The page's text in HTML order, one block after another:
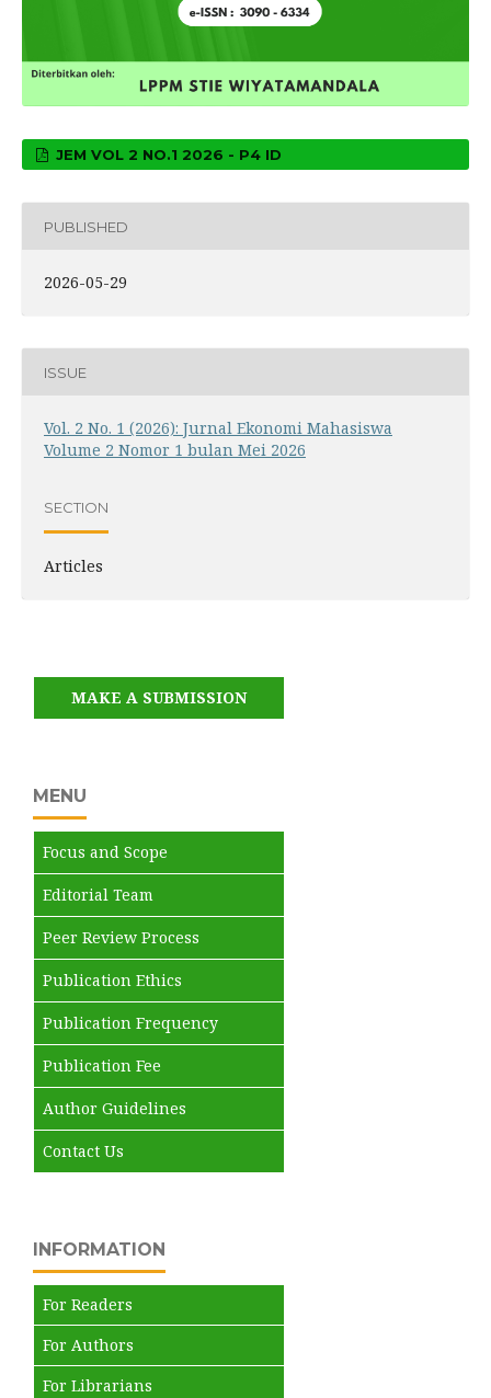
JEM VOL 2 NO.1 2026 - P4 ID
PUBLISHED
2026-05-29
ISSUE
Vol. 2 No. 1 (2026): Jurnal Ekonomi Mahasiswa
Volume 2 Nomor 1 bulan Mei 2026
SECTION
Articles
MAKE A SUBMISSION
MENU
Focus and Scope
Editorial Team
Peer Review Process
Publication Ethics
Publication Frequency
Publication Fee
Author Guidelines
Contact Us
INFORMATION
For Readers
For Authors
For Librarians